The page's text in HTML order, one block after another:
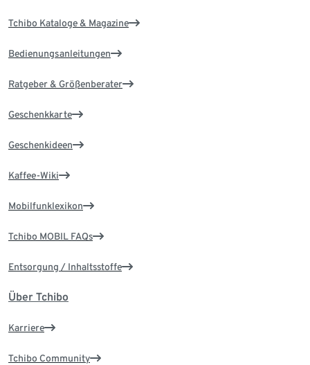
Tchibo Kataloge & Magazine
Bedienungsanleitungen
Ratgeber & Größenberater
Geschenkkarte
Geschenkideen
Kaffee-Wiki
Mobilfunklexikon
Tchibo MOBIL FAQs
Entsorgung / Inhaltsstoffe
Über Tchibo
Karriere
Tchibo Community